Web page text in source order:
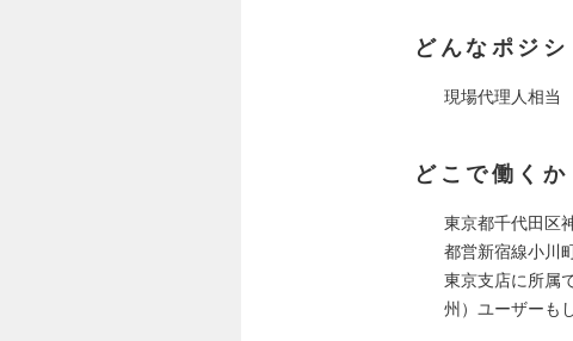
どんなポジ
現場代理人相当
どこで働くか
東京都千代田区
都営新宿線小川
東京支店に所属
州）ユーザーも